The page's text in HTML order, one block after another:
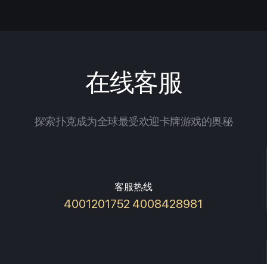
在线客服
探索扑克成为全球最受欢迎卡牌游戏的奥秘
客服热线
4001201752 4008428981